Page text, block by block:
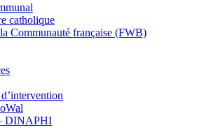
catholique
Communauté française (FWB)
DINAPHI